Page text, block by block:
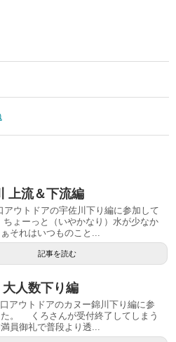
上流＆下流編
ウトドアの宇佐川下り編に参加して
ょーっと（いやかなり）水が少なか
それはいつものこと...
記事を読む
人数下り編
アウトドアのカヌー錦川下り編に参
た。 くろさんが受付終了してしまう
員御礼で普段より透...